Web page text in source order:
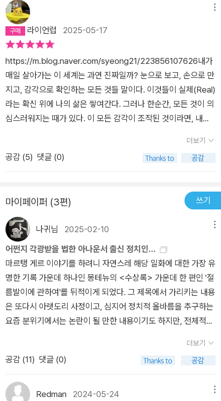
카르트가 살아온 시대의 특징과 한계를 잘 드러내면서 근대철학
의 탄생과 전환을 생생하게 보여주고, 지금도 여전히 유효한
‘나’와 ‘세계’에 대한 질문을 던진다. ‘끊임없는 의심’이라는 지도
를 따라 형이상학의 세계를 탐험하는 데카르트의 여정을 담은 이
책을 통해 독자는 데카르트가 맞닥뜨리는 질문의 답을 함께 찾아
나서게 되고, 때로는 당대의 학자들과 같이 데카르트의 주장에 반
박도 해보게 된다. 독자들은 데카르트의 여정에 동행하면서 현시
대에 요구되는 깊은 사유와 성찰의 시간을 갖고 단순한 철학 독서
이상의 경험을 얻게 될 것이다. ★ 문예인문클래식 시리즈 ―
《제일철학에 관한 성찰》 르네 데카르트 ― 《덕의 상실》 알래스데
라이언럽 2025-05-17
https://m.blog.naver.com/syeong21/223856107626내가
매일 살아가는 이 세계는 과연 진짜일까? 눈으로 보고, 손으로 만
지고, 감각으로 확인하는 모든 것들 말이다. 이것들이 실제(Real)
라는 확신 위에 나의 삶은 쌓여간다. 그러나 한순간, 모든 것이 의
심스러워지는 때가 있다. 이 모든 감각이 조작된 것이라면, 내가
준으로 ‘진짜‘를 말할 수 있을까?17세기의 철학자 르네 데카르트
는 이런 물음에서 출발했다. 데카르는 모든 확실성을 무너뜨리고
모든 것들을 일단 의심해보는 것, 그것이야말로 진리에 이르는 유
일한 방법이라고 데가르트는 믿었다. 데카르트는 ˝나는 생각한
다, 고로 존재한다˝라는 명제를 통해, 의심하는 나, 사유하는 나만
큼은 부정할 수 없는 확고한 출발점임을 찾아냈다.
더보기
공감 (5) 댓글 (0)
마이페이퍼 (3편) 쓰기
나귀님 2025-02-10
어쩐지 각광받을 법한 아나운서 출신 정치인...
마르탱 게르 이야기를 하려니 자연스레 해당 일화에 대한 가장 유
명한 기록 가운데 하나인 몽테뉴의 <수상록> 가운데 한 편인 '절
름발이에 관하여'를 뒤적이게 되었다. 그 제목에서 가리키는 내용
은 또다시 아랫도리 사정이고, 심지어 정치적 올바름을 추구하는
요즘 분위기에서는 논란이 될 만한 내용이기도 하지만, 전체적으
퍼지는 것에 관해 고찰하다가, 어떤 사안에 대한 사람들의 증언이
엇갈리는 와중에 '사실'의 유무보다는 '믿음'의 유무가 판단 기준
를 따지기보다는, 그 주장이 사실이라는 것을 믿느냐 아니냐를 따
더보기
공감 (11) 댓글 (0)
Redman 2024-05-24